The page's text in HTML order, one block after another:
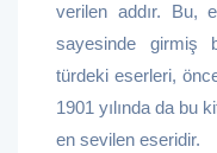
verilen addır. Bu,
sayesinde girmiş
türdeki eserleri,
1901 yılında da bu
en sevilen eseridir.